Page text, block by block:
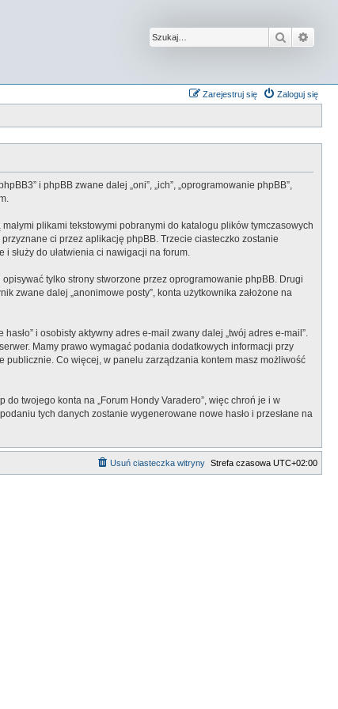
Szukaj
Zaloguj się
Zarejestruj się
i phpBB zwane dalej „oni”, „ich”, „oprogramowanie phpBB”,
plikami tekstowymi pobranymi do katalogu plików tymczasowych
ci przez aplikację phpBB. Trzecie ciasteczko zostanie
służy do ułatwienia ci nawigacji na forum.
tylko strony stworzone przez oprogramowanie phpBB. Drugi
zwane dalej „anonimowe posty”, konta użytkownika założone na
i osobisty aktywny adres e-mail zwany dalej „twój adres e-mail”.
Mamy prawo wymagać podania dodatkowych informacji przy
publicznie. Co więcej, w panelu zarządzania kontem masz możliwość
twojego konta na „Forum Hondy Varadero”, więc chroń je i w
tych danych zostanie wygenerowane nowe hasło i przesłane na
Strefa czasowa UTC+02:00
Usuń ciasteczka witryny